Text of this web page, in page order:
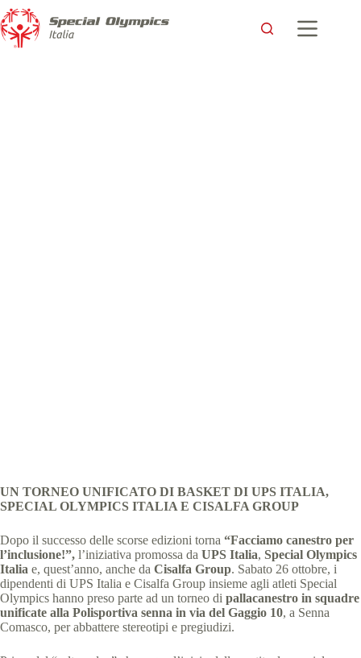
UN TORNEO UNIFICATO DI BASKET DI UPS ITALIA,
SPECIAL OLYMPICS ITALIA E CISALFA GROUP
Dopo il successo delle scorse edizioni torna “Facciamo canestro per
l’inclusione!”, l’iniziativa promossa da UPS Italia, Special Olympics
Italia e, quest’anno, anche da Cisalfa Group. Sabato 26 ottobre, i
dipendenti di UPS Italia e Cisalfa Group insieme agli atleti Special
Olympics hanno preso parte ad un torneo di pallacanestro in squadre
unificate alla Polisportiva senna in via del Gaggio 10, a Senna
Comasco, per abbattere stereotipi e pregiudizi.